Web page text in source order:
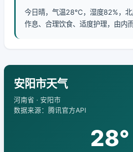
今日晴，气温28℃，湿度82%，
作息、合理饮食、适度护理，由内
安阳市天气
河南省 · 安阳市
数据来源：腾讯官方API
28°